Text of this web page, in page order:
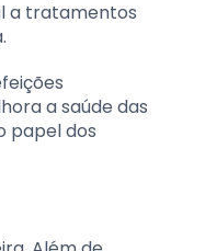
a tratamentos
a saúde das
papel dos